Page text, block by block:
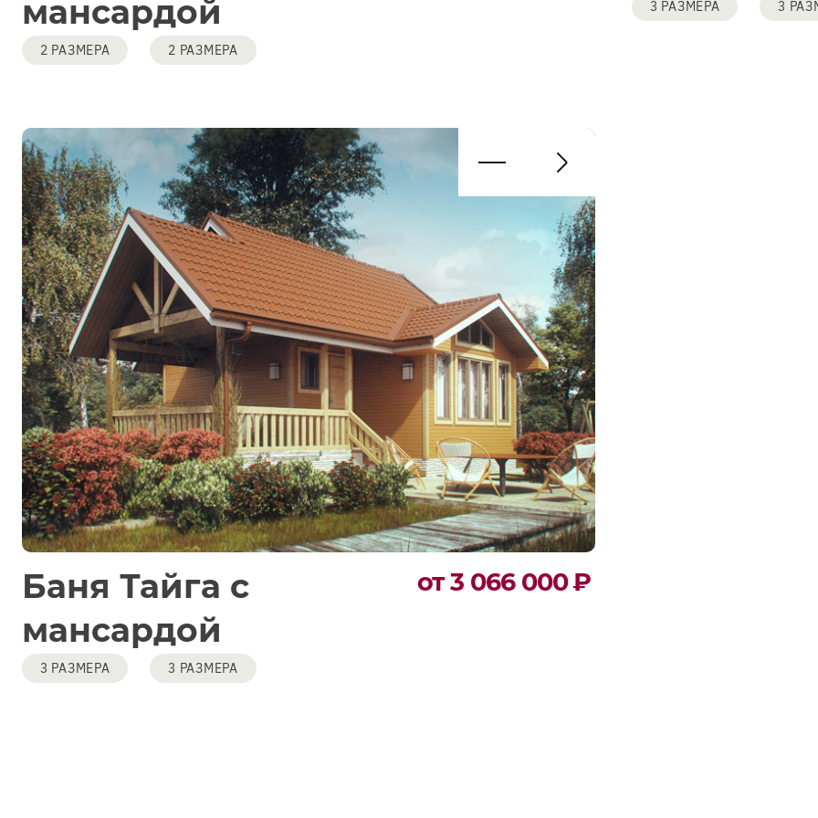
мансардой
2 РАЗМЕРА 2 РАЗМЕРА
3 РАЗМЕРА 3
Баня Тайга с
мансардой
3 РАЗМЕРА 3 РАЗМЕРА
от 3 066 000₽